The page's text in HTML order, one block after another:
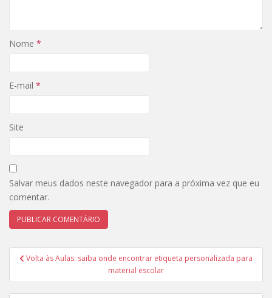
Nome *
E-mail *
Site
Salvar meus dados neste navegador para a próxima vez que eu
comentar.
Navegação
Post
Volta às Aulas: saiba onde encontrar etiqueta personalizada para
material escolar